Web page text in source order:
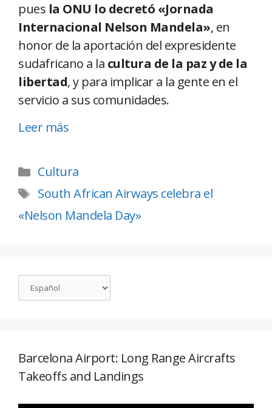
pues la ONU lo decretó «Jornada
Internacional Nelson Mandela», en
honor de la aportación del expresidente
sudafricano a la cultura de la paz y de la
libertad, y para implicar a la gente en el
servicio a sus comunidades.
Leer más
Cultura
South African Airways celebra el
«Nelson Mandela Day»
Barcelona Airport: Long Range Aircrafts
Takeoffs and Landings